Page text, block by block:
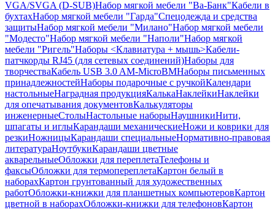
VGA/SVGA (D-SUB)Набор мягкой мебели "Ва-Банк"Кабели в
бухтахНабор мягкой мебели "Гарда"Спецодежда и средства
защитыНабор мягкой мебели "Милано"Набор мягкой мебели
"Модесто"Набор мягкой мебели "Наполи"Набор мягкой
мебели "Ригель"Наборы <Клавиатура + мышь>Кабели-
патчкорды RJ45 (для сетевых соединений)Наборы для
творчестваКабель USB 3.0 AM-MicroBMНаборы письменных
принадлежностейНаборы подарочные с ручкойКалендари
настольныеНаградная продукцияКалькаНаклейкиНаклейки
для опечатывания документовКалькуляторы
инженерныеСтолыНастольные наборыНаушникиНити,
шпагаты и иглыКарандаши механическиеНожи и коврики для
резкиНожницыКарандаши специальныеНормативно-правовая
литератураНоутбукиКарандаши цветные
акварельныеОбложки для переплетаТелефоны и
факсыОбложки для термопереплетаКартон белый в
наборахКартон грунтованный для художественных
работОбложки-книжки для планшетных компьютеровКартон
цветной в наборахОбложки-книжки для телефоновКартон